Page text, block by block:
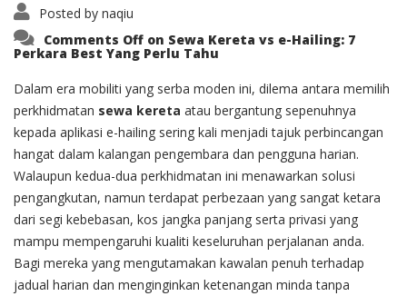
Posted by naqiu
Comments Off on Sewa Kereta vs e-Hailing: 7
Perkara Best Yang Perlu Tahu
Dalam era mobiliti yang serba moden ini, dilema antara memilih
perkhidmatan sewa kereta atau bergantung sepenuhnya
kepada aplikasi e-hailing sering kali menjadi tajuk perbincangan
hangat dalam kalangan pengembara dan pengguna harian.
Walaupun kedua-dua perkhidmatan ini menawarkan solusi
pengangkutan, namun terdapat perbezaan yang sangat ketara
dari segi kebebasan, kos jangka panjang serta privasi yang
mampu mempengaruhi kualiti keseluruhan perjalanan anda.
Bagi mereka yang mengutamakan kawalan penuh terhadap
jadual harian dan menginginkan ketenangan minda tanpa